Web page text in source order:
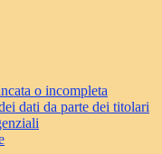
o incompleta
dati da parte dei titolari